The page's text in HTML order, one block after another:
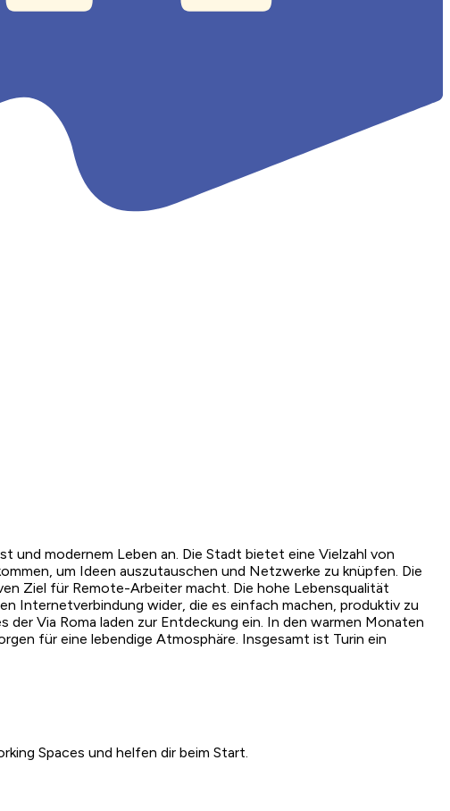
und modernem Leben an. Die Stadt bietet eine Vielzahl von
um Ideen auszutauschen und Netzwerke zu knüpfen. Die
Ziel für Remote-Arbeiter macht. Die hohe Lebensqualität
Internetverbindung wider, die es einfach machen, produktiv zu
Via Roma laden zur Entdeckung ein. In den warmen Monaten
für eine lebendige Atmosphäre. Insgesamt ist Turin ein
Spaces und helfen dir beim Start.